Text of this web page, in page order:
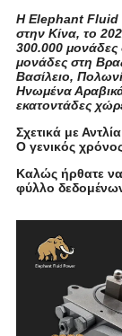
Η Elephant Fluid
στην Κίνα, το
300.000
μονάδες στη
Βασίλειο,
Ηνωμένα
εκατοντάδες
Σχετικά με
Ο γενικός
Καλώς ήρθατε
φύλλο